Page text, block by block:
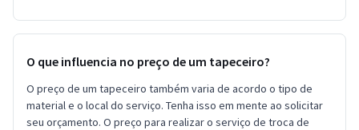
O que influencia no preço de um tapeceiro?
O preço de um tapeceiro também varia de acordo o tipo de
material e o local do serviço. Tenha isso em mente ao solicitar
seu orçamento. O preço para realizar o serviço de troca de